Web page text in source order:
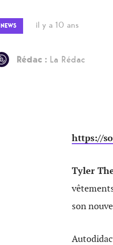
NEWS il y a 10 ans
Rédac : La Rédac
https://
Tyler
son